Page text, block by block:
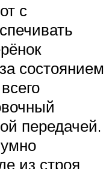
с
состоянием
передачей.
из строя